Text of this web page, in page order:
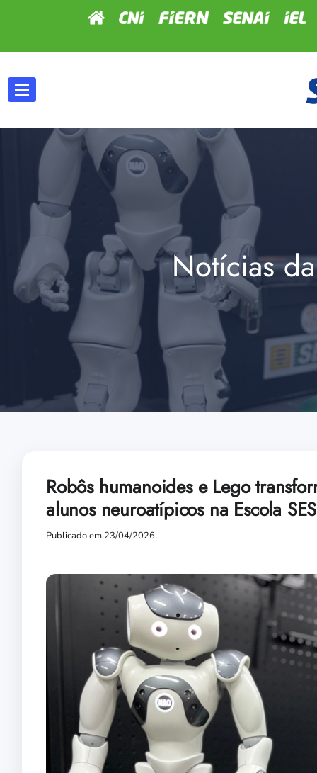
Notícias
Robôs humanoides e Lego
alunos neuroatípicos na Escola
Publicado em 23/04/2026